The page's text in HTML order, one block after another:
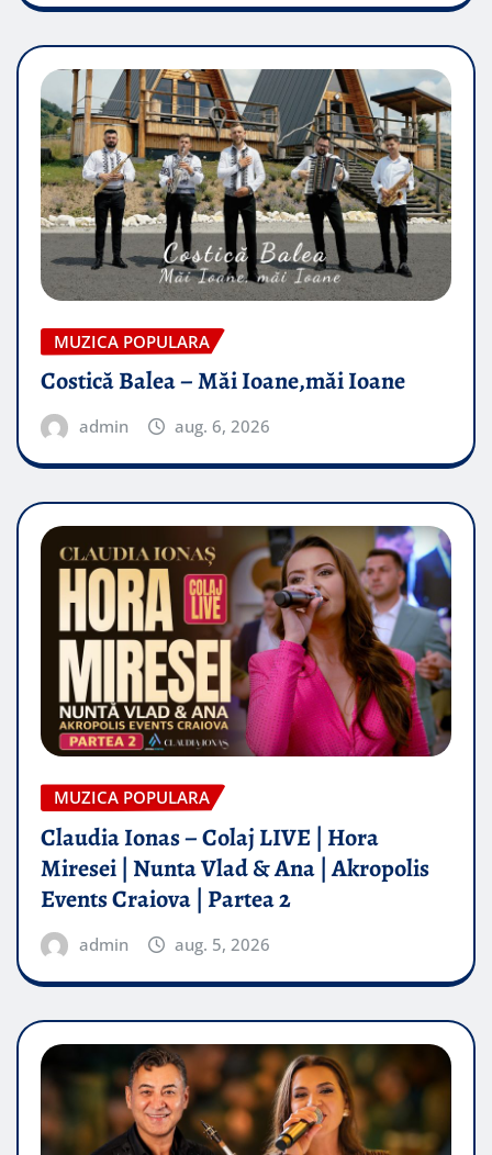
MUZICA POPULARA
Costică Balea – Măi Ioane,măi Ioane
admin aug. 6, 2026
MUZICA POPULARA
Claudia Ionas – Colaj LIVE | Hora
Miresei | Nunta Vlad & Ana | Akropolis
Events Craiova | Partea 2
admin aug. 5, 2026